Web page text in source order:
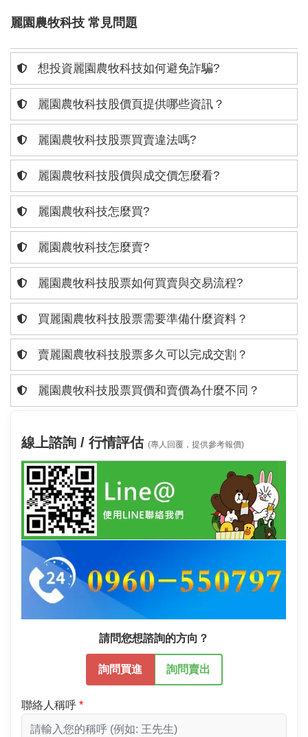
麗園農牧科技 常見問題
想投資麗園農牧科技如何避免詐騙?
麗園農牧科技股價頁提供哪些資訊？
麗園農牧科技股票買賣違法嗎?
麗園農牧科技股價與成交價怎麼看?
麗園農牧科技怎麼買?
麗園農牧科技怎麼賣?
麗園農牧科技股票如何買賣與交易流程?
買麗園農牧科技股票需要準備什麼資料？
賣麗園農牧科技股票多久可以完成交割？
麗園農牧科技股票買價和賣價為什麼不同？
線上諮詢 / 行情評估 (專人回覆，提供參考報價)
請問您想諮詢的方向？
詢問買進 詢問賣出
聯絡人稱呼